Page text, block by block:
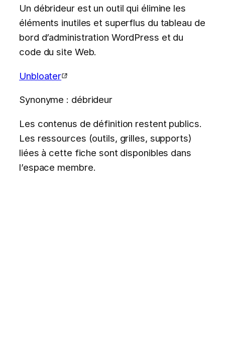
Un débrideur est un outil qui élimine les
éléments inutiles et superflus du tableau de
bord d’administration WordPress et du
code du site Web.
Unbloater
Synonyme : débrideur
Les contenus de définition restent publics.
Les ressources (outils, grilles, supports)
liées à cette fiche sont disponibles dans
l’espace membre.